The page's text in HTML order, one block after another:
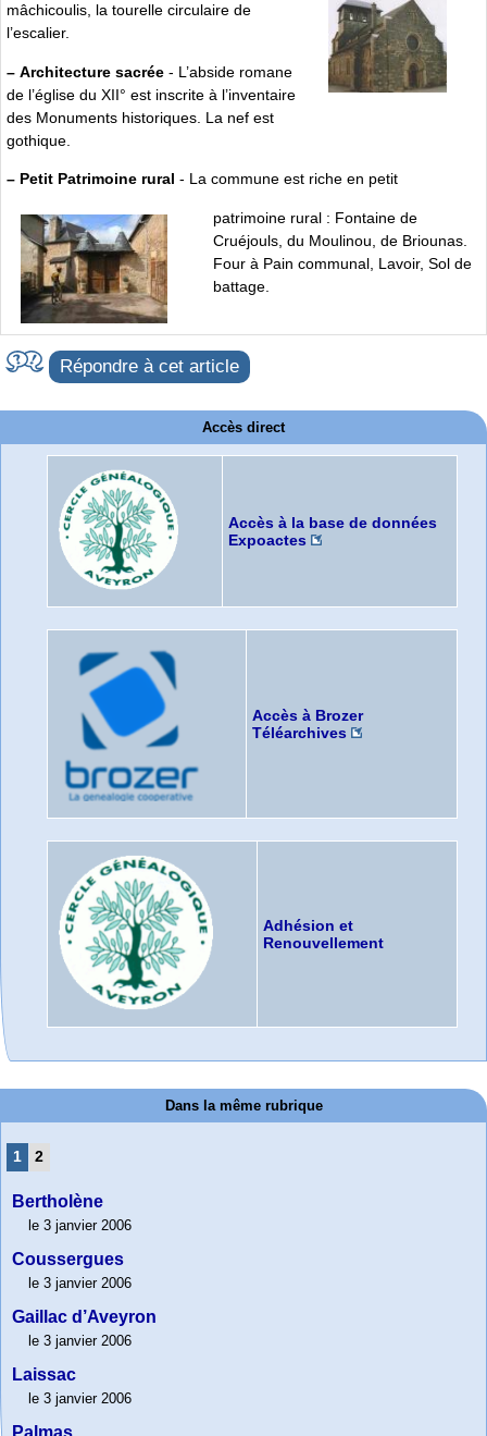
mâchicoulis, la tourelle circulaire de
l’escalier.
– Architecture sacrée - L’abside romane
de l’église du XII° est inscrite à l’inventaire
des Monuments historiques. La nef est
gothique.
– Petit Patrimoine rural - La commune est riche en petit
patrimoine rural : Fontaine de
Cruéjouls, du Moulinou, de Briounas.
Four à Pain communal, Lavoir, Sol de
battage.
Répondre à cet article
Accès direct
Accès à la base de données
Expoactes
Accès à Brozer
Téléarchives
Adhésion et
Renouvellement
Dans la même rubrique
1 2
Bertholène
le 3 janvier 2006
Coussergues
le 3 janvier 2006
Gaillac d’Aveyron
le 3 janvier 2006
Laissac
le 3 janvier 2006
Palmas